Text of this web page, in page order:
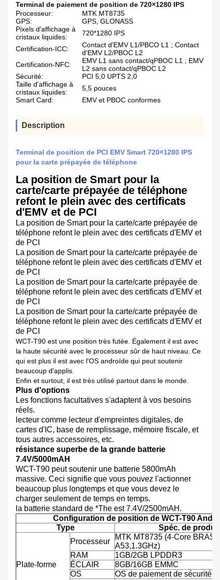
Terminal de paiement de position de 720×1280 IPS
Processeur:
MTK MT8735
GPS:
GPS, GLONASS
Pixels d'affichage à
cristaux liquides:
720*1280 IPS
Certification-ICC:
Contact d'EMV L1/PBCO L1 ; Contact
d'EMV L2/PBOC L2
Certification-NFC:
EMV L1 sans contact/qPBOC L1 ; EMV
L2 sans contact/qPBOC L2
Sécurité:
PCI 5,0 UPTS 2,0
Taille d'affichage à
cristaux liquides:
5,5 pouces
Smart Card:
EMV et PBOC conformes
Description
Terminal de position de PCI EMV Smart 720×1280 IPS
pour la carte prépayée de téléphone
La position de Smart pour la
carte/carte prépayée de téléphone
refont le plein avec des certificats
d'EMV et de PCI
La position de Smart pour la carte/carte prépayée de
téléphone refont le plein avec des certificats d'EMV et
de PCI
La position de Smart pour la carte/carte prépayée de
téléphone refont le plein avec des certificats d'EMV et
de PCI
La position de Smart pour la carte/carte prépayée de
téléphone refont le plein avec des certificats d'EMV et
de PCI
La position de Smart pour la carte/carte prépayée de
téléphone refont le plein avec des certificats d'EMV et
de PCI
WCT-T90 est une position très futée. Également il est avec
la haute sécurité avec le processeur sûr de haut niveau. Ce
qui est plus il est avec l'OS androïde qui peut soutenir
beaucoup d'applis.
Enfin et surtout, il est très utilisé partout dans le monde.
Plus d'options
Les fonctions facultatives s'adaptent à vos besoins
réels.
lecteur comme lecteur d'empreintes digitales, de
cartes d'IC, base de remplissage, mémoire fiscale, et
tous autres accessoires, etc.
résistance superbe de la grande batterie
7.4V/5000mAH
WCT-T90 peut soutenir une batterie 5800mAh
massive. Ceci signifie que vous pouvez l'actionner
beaucoup plus longtemps et que vous devez le
charger seulement de temps en temps.
la batterie standard de *The est 7.4V/2500mAH.
Configuration de position de WCT-T90
Type
Spéc. de produit
Plate-forme
Processeur
MTK MT8735 (4-Core BRAS
A53,1.3GHz)
RAM
1GB/2GB LPDDR3
ÉCLAIR
8GB/16GB EMMC
OS
OS de paiement de sécurité